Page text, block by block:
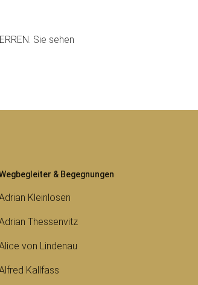
Sie sehen
& Begegnungen
Kleinlosen
Thessenvitz
von Lindenau
Kallfass